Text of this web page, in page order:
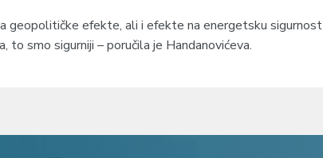
geopolitičke efekte, ali i efekte na energetsku sigurnost
to smo sigurniji – poručila je Handanovićeva.